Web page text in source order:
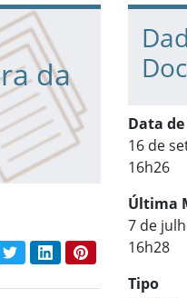
da
conteúdo:
TwitterLinkedInPinterest
Data
16 de
16h26
Última
7 de
16h28
Tipo